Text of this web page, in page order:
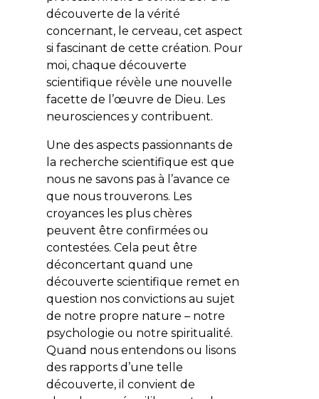
découverte de la vérité
concernant, le cerveau, cet aspect
si fascinant de cette création. Pour
moi, chaque découverte
scientifique révèle une nouvelle
facette de l’œuvre de Dieu. Les
neurosciences y contribuent.
Une des aspects passionnants de
la recherche scientifique est que
nous ne savons pas à l’avance ce
que nous trouverons. Les
croyances les plus chères
peuvent être confirmées ou
contestées. Cela peut être
déconcertant quand une
découverte scientifique remet en
question nos convictions au sujet
de notre propre nature – notre
psychologie ou notre spiritualité.
Quand nous entendons ou lisons
des rapports d’une telle
découverte, il convient de